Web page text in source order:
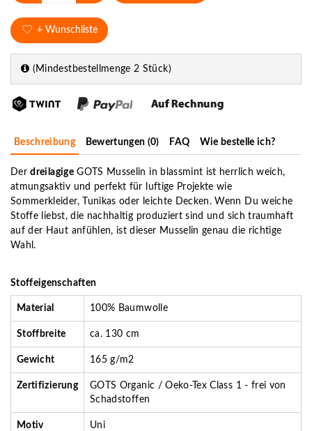
+ Wunschliste
(Mindestbestellmenge 2 Stück)
Beschreibung Bewertungen (0) FAQ Wie bestelle ich?
DerdreilagigeGOTS Musselin in blassmint ist herrlich weich,
atmungsaktiv und perfekt für luftige Projekte wie
Sommerkleider, Tunikas oder leichte Decken. Wenn Duweiche
Stoffe liebst, die nachhaltig produziert sind und sich traumhaft
auf der Haut anfühlen, ist dieser Musselin genau die richtige
Wahl.
Stoffeigenschaften
Material 100% Baumwolle
Stoffbreite ca. 130 cm
Gewicht 165 g/m2
Zertifizierung
GOTS Organic / Oeko-Tex Class 1 - frei von
Schadstoffen
Motiv Uni